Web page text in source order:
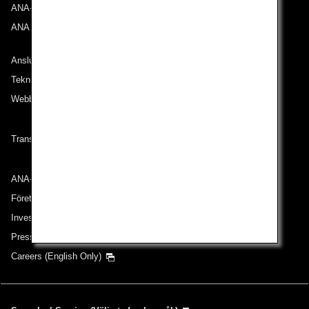
ANA-upplevelsen
ANA Mileage Club
Anslut till ANA
Teknisk hjälp (Tillgänglighet)
Webbplatskarta
Transportvillkor
ANA-gruppen
Företag i gruppen
Investerarrelationer
Pressmeddelande
Careers (English Only)